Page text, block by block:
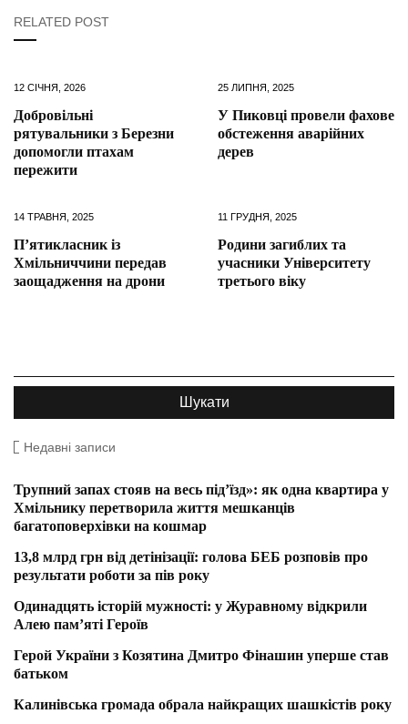
RELATED POST
12 СІЧНЯ, 2026
Добровільні
рятувальники з Березни
допомогли птахам
пережити
25 ЛИПНЯ, 2025
У Пиковці провели фахове
обстеження аварійних
дерев
14 ТРАВНЯ, 2025
П’ятикласник із
Хмільниччини передав
заощадження на дрони
11 ГРУДНЯ, 2025
Родини загиблих та
учасники Університету
третього віку
Недавні записи
Трупний запах стояв на весь під’їзд»: як одна квартира у
Хмільнику перетворила життя мешканців
багатоповерхівки на кошмар
13,8 млрд грн від детінізації: голова БЕБ розповів про
результати роботи за пів року
Одинадцять історій мужності: у Журавному відкрили
Алею пам’яті Героїв
Герой України з Козятина Дмитро Фінашин уперше став
батьком
Калинівська громада обрала найкращих шашкістів року